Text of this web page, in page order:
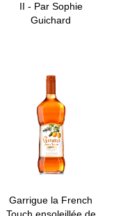
II - Par Sophie
Guichard
Garrigue la French